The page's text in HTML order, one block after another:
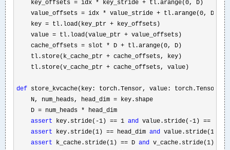
    key_offsets
= idx * key_stride + tl.arange(0, D)
    value_offsets
= idx * value_stride + tl.arange(0, D)
    key
= tl.load(key_ptr + key_offsets)
    value
= tl.load(value_ptr + value_offsets)
    cache_offsets
= slot * D + tl.arange(0, D)
    tl.store(k_cache_ptr
+ cache_offsets, key)
    tl.store(v_cache_ptr
+ cache_offsets, value)
def store_kvcache(key: torch.Tensor, value: torch.Tensor,
    N, num_heads, head_dim
= key.shape
    D
= num_heads * head_dim
assert key.stride(-1) == 1 and value.stride(-1) == 1
assert key.stride(1) == head_dim and value.stride(1) ==
assert k_cache.stride(1) == D and v_cache.stride(1) ==